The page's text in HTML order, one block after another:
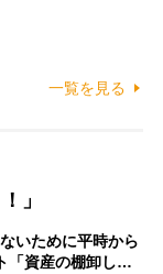
一覧を見る
」
いために平時から
「資産の棚卸し…